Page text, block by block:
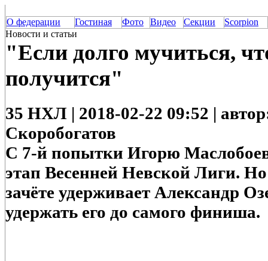
О федерации Гостиная Фото Видео Секции
Scorpion
Новости и статьи
"Если долго мучиться,
получится"
35 НХЛ | 2018-02-22 09:52 |
Скоробогатов
С 7-й попытки Игорю
этап Весенней Невской Лиги.
зачёте удерживает Александр
удержать его до самого финиша.